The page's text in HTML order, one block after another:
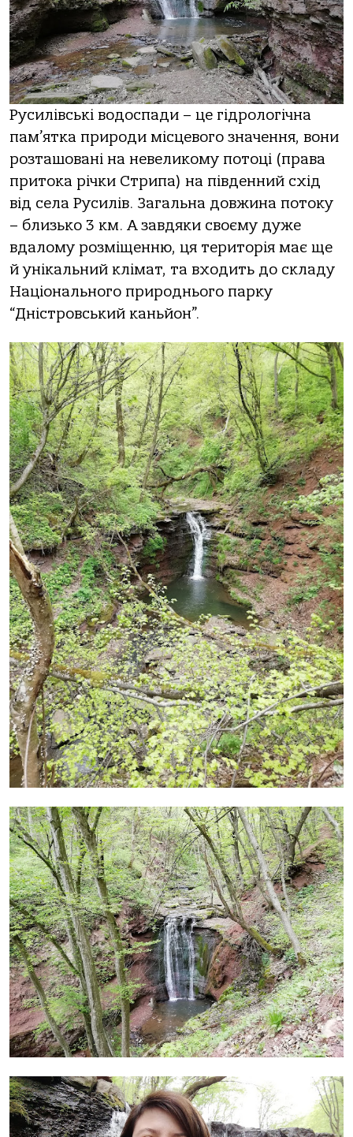
Русилівські водоспади – це гідрологічна
пам’ятка природи місцевого значення, вони
розташовані на невеликому потоці (права
притока річки Стрипа) на південний схід
від села Русилів. Загальна довжина потоку
– близько 3 км. А завдяки своєму дуже
вдалому розміщенню, ця територія має ще
й унікальний клімат, та входить до складу
Національного природнього парку
“Дністровський каньйон”.